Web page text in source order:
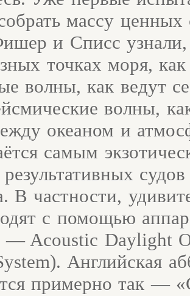
массу ценных
и Списс узнали,
точках моря,
волны, как ведут
волны,
океаном и
самым
В частности,
с помощью
— Acoustic Daylight
Английская
примерно так —